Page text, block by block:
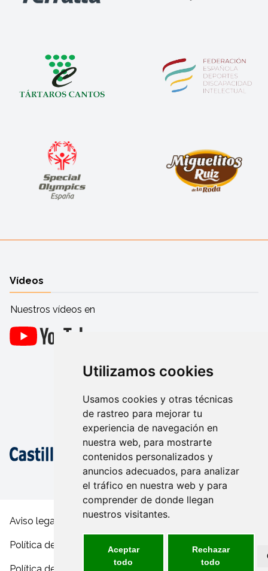
Utilizamos cookies
Usamos cookies y otras técnicas
de rastreo para mejorar tu
experiencia de navegación en
nuestra web, para mostrarte
contenidos personalizados y
anuncios adecuados, para analizar
el tráfico en nuestra web y para
comprender de donde llegan
nuestros visitantes.
Aceptar
todo
Rechazar
todo
Vídeos
Nuestros vídeos en
Aviso legal y condiciones de uso
Política de privacidad
Política de cookies